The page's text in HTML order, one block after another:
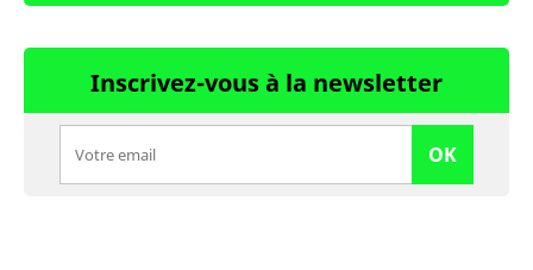
Inscrivez-vous à la newsletter
OK